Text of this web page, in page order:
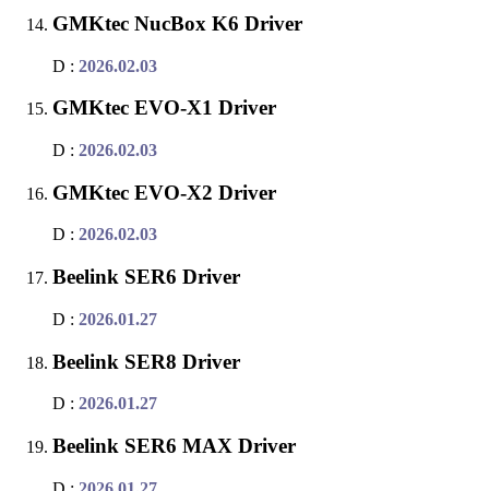
GMKtec NucBox K6 Driver
D : 2026.02.03
GMKtec EVO-X1 Driver
D : 2026.02.03
GMKtec EVO-X2 Driver
D : 2026.02.03
Beelink SER6 Driver
D : 2026.01.27
Beelink SER8 Driver
D : 2026.01.27
Beelink SER6 MAX Driver